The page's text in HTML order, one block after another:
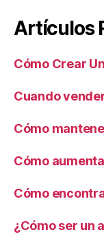
Artículos
Cómo Crear
Cuando
Cómo
Cómo
Cómo
¿Cómo ser un